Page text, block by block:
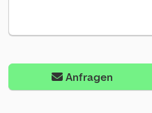
Anfragen